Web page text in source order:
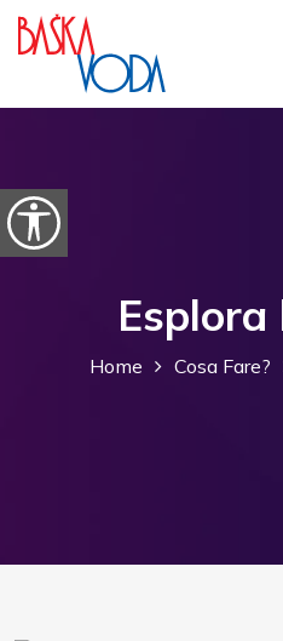
Salta al contenuto
Apri le opzioni di accessibilità
Home Cosa Fare?